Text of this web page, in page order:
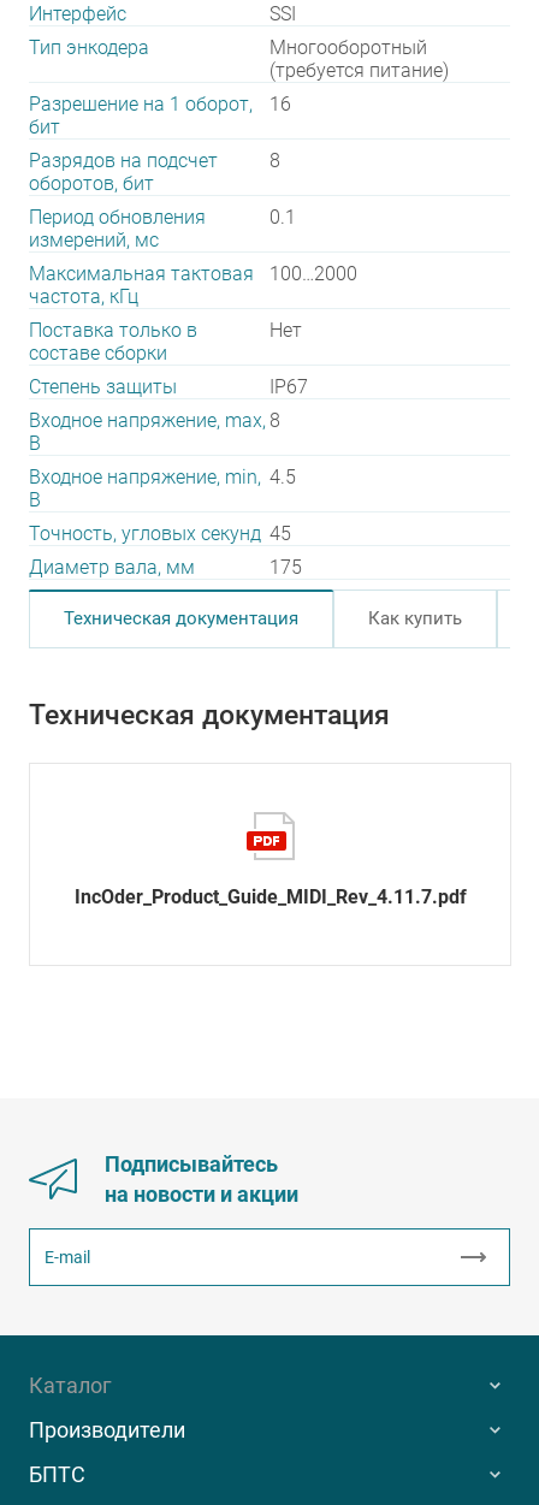
Интерфейс
SSI
Тип энкодера
Многооборотный
(требуется питание)
Разрешение на 1 оборот,
бит
16
Разрядов на подсчет
оборотов, бит
8
Период обновления
измерений, мс
0.1
Максимальная тактовая
частота, кГц
100…2000
Поставка только в
составе сборки
Нет
Степень защиты
IP67
Входное напряжение, max,
В
8
Входное напряжение, min,
В
4.5
Точность, угловых секунд 45
Диаметр вала, мм
175
Техническая документация Как купить
Техническая документация
IncOder_Product_Guide_MIDI_Rev_4.11.7.pdf
Подписывайтесь
на новости и акции
Каталог
Производители
БПТС